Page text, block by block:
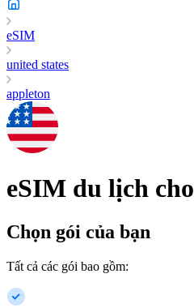
eSIM
united states
appleton
eSIM du lịch cho
Chọn gói của bạn
Tất cả các gói bao gồm: